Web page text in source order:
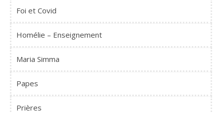
Foi et Covid
Homélie – Enseignement
Maria Simma
Papes
Prières